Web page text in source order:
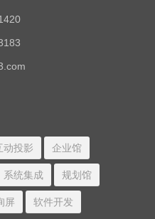
动投影 企业馆
系统集成 规划馆
屏 软件开发